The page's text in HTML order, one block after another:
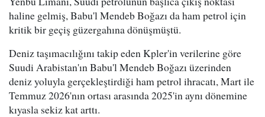
haline gelmiş, Babu'l Mendeb Boğazı da ham petrol için
kritik bir geçiş güzergahına dönüşmüştü.
Deniz taşımacılığını takip eden Kpler'in verilerine göre
Suudi Arabistan'ın Babu'l Mendeb Boğazı üzerinden
deniz yoluyla gerçekleştirdiği ham petrol ihracatı, Mart ile
Temmuz 2026'nın ortası arasında 2025'in aynı dönemine
kıyasla sekiz kat arttı.